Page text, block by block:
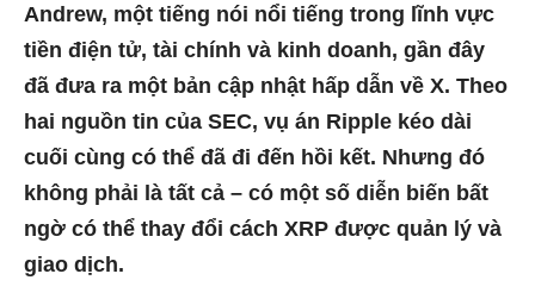
Andrew, một tiếng nói nổi tiếng trong lĩnh vực
tiền điện tử, tài chính và kinh doanh, gần đây
đã đưa ra một bản cập nhật hấp dẫn về X. Theo
hai nguồn tin của SEC, vụ án Ripple kéo dài
cuối cùng có thể đã đi đến hồi kết. Nhưng đó
không phải là tất cả – có một số diễn biến bất
ngờ có thể thay đổi cách XRP được quản lý và
giao dịch.